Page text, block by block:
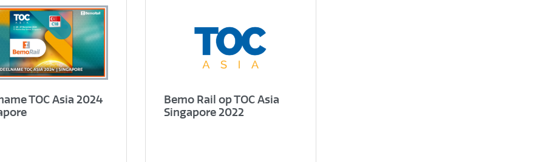
TOC Asia 2024
Bemo Rail op TOC Asia
Singapore 2022